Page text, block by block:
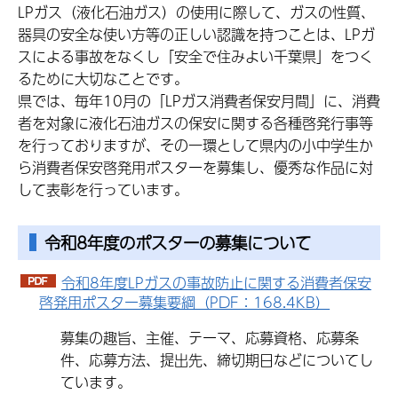
LPガス（液化石油ガス）の使用に際して、ガスの性質、
器具の安全な使い方等の正しい認識を持つことは、LPガ
スによる事故をなくし「安全で住みよい千葉県」をつく
るために大切なことです。
県では、毎年10月の「LPガス消費者保安月間」に、消費
者を対象に液化石油ガスの保安に関する各種啓発行事等
を行っておりますが、その一環として県内の小中学生か
ら消費者保安啓発用ポスターを募集し、優秀な作品に対
して表彰を行っています。
令和8年度のポスターの募集について
令和8年度LPガスの事故防止に関する消費者保安
啓発用ポスター募集要綱（PDF：168.4KB）
募集の趣旨、主催、テーマ、応募資格、応募条
件、応募方法、提出先、締切期日などについてし
ています。